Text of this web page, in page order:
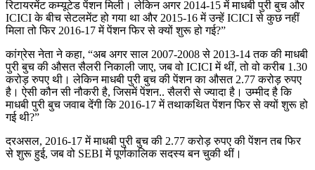
रिटायरमेंट कम्यूटेड पेंशन मिली। लेकिन अगर 2014-15 में माधबी पुरी बुच और
ICICI के बीच सेटलमेंट हो गया था और 2015-16 में उन्हें ICICI से कुछ नहीं
मिला तो फिर 2016-17 में पेंशन फिर से क्यों शुरू हो गई?”
कांग्रेस नेता ने कहा, “अब अगर साल 2007-2008 से 2013-14 तक की माधबी
पुरी बुच की औसत सैलरी निकाली जाए, जब वो ICICI में थीं, तो वो करीब 1.30
करोड़ रुपए थी। लेकिन माधबी पुरी बुच की पेंशन का औसत 2.77 करोड़ रुपए
है। ऐसी कौन सी नौकरी है, जिसमें पेंशन.. सैलरी से ज्यादा है। उम्मीद है कि
माधबी पुरी बुच जवाब देंगी कि 2016-17 में तथाकथित पेंशन फिर से क्यों शुरू हो
गई थी?”
दरअसल, 2016-17 में माधबी पुरी बुच की 2.77 करोड़ रुपए की पेंशन तब फिर
से शुरू हुई, जब वो SEBI में पूर्णकालिक सदस्य बन चुकी थीं।